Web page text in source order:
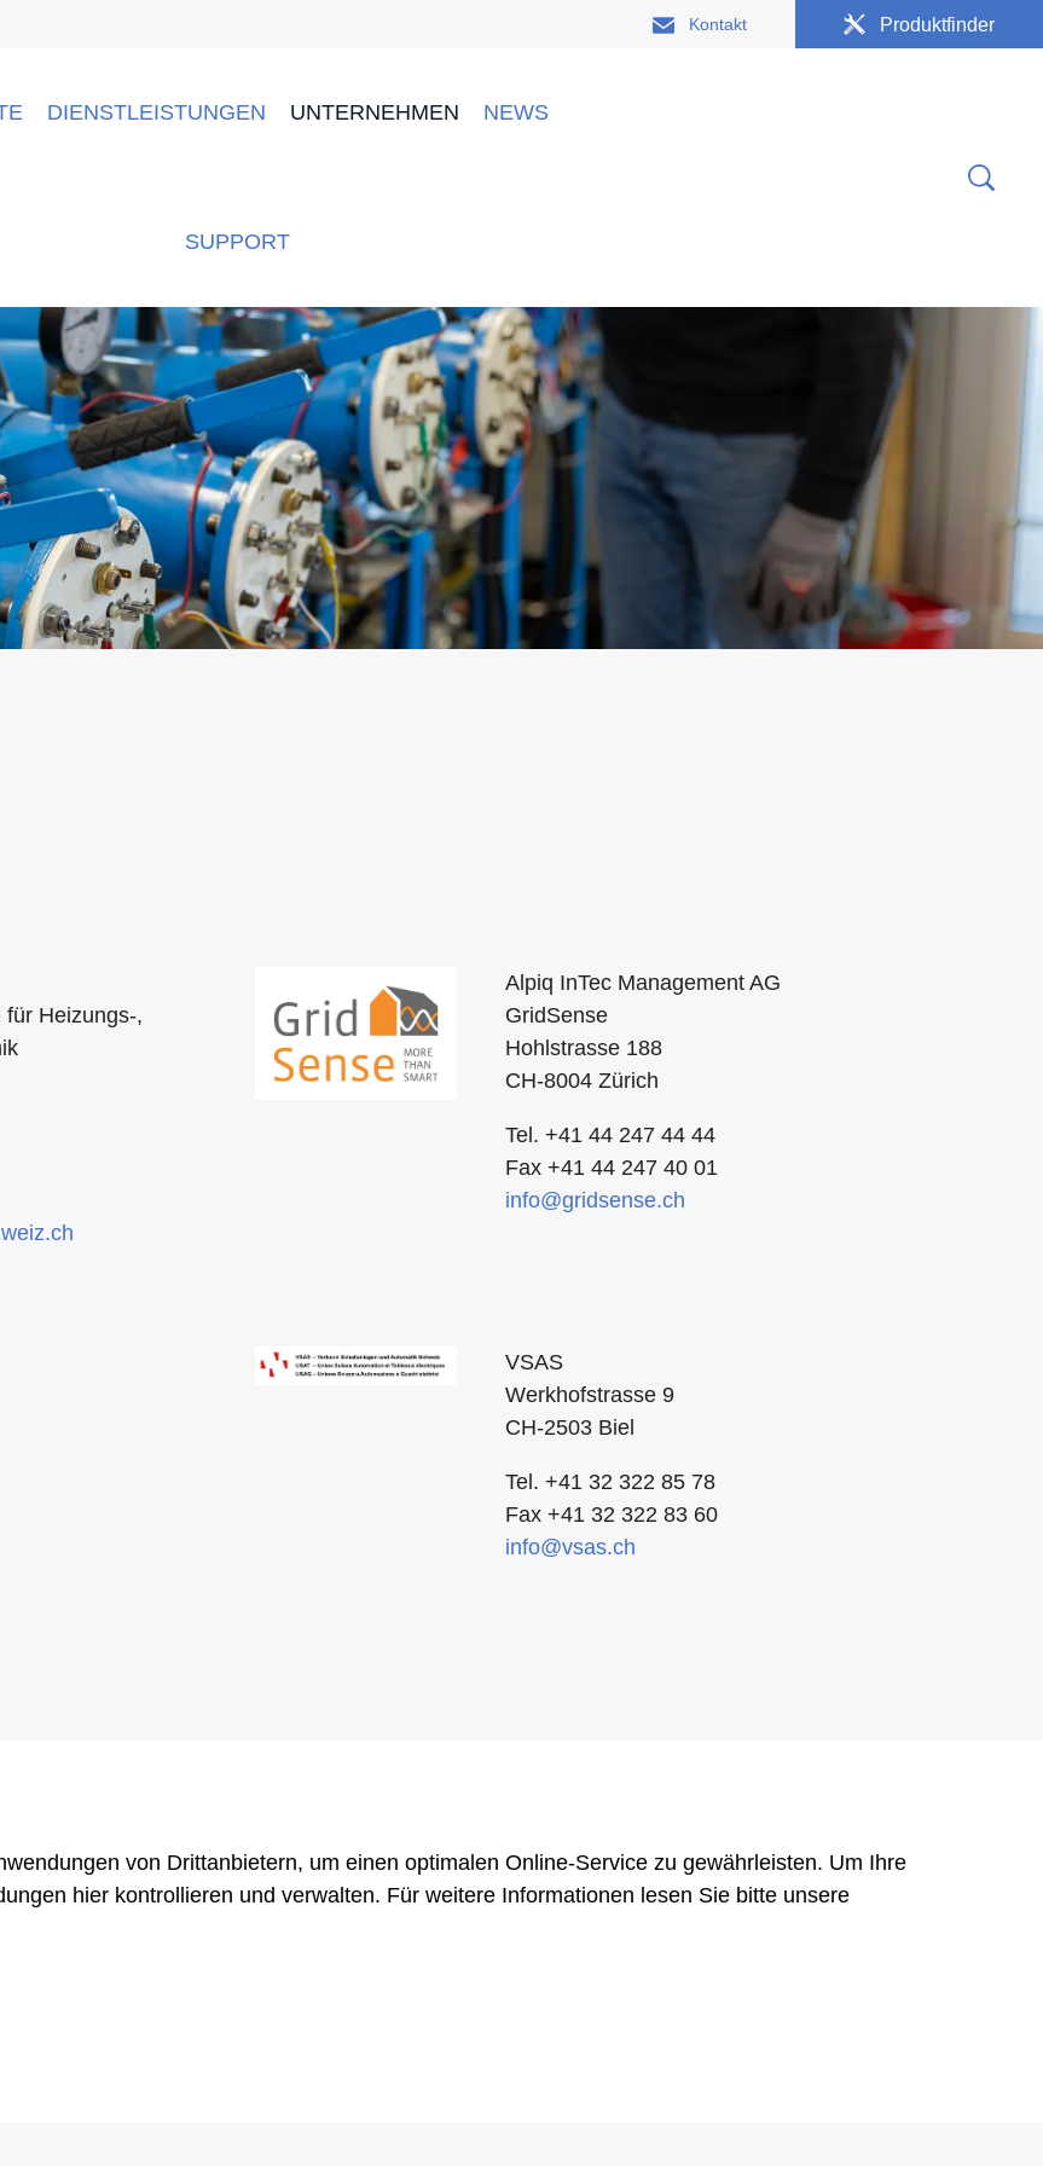
Kontakt Produktfinder
DIENSTLEISTUNGEN UNTERNEHMEN NEWS
SUPPORT
für Heizungs-,
Alpiq InTec Management AG
GridSense
Hohlstrasse 188
CH-8004 Zürich
Tel. +41 44 247 44 44
Fax +41 44 247 40 01
info
gridsense.ch
VSAS
Werkhofstrasse 9
CH-2503 Biel
Tel. +41 32 322 85 78
Fax +41 32 322 83 60
info
vsas.ch
Qualitätssicherung
Qualitätszertifikat
Rechtliches
Impressum
von Drittanbietern, um einen optimalen Online-Service zu gewährleisten. Um Ihre
hier kontrollieren und verwalten. Für weitere Informationen lesen Sie bitte unsere